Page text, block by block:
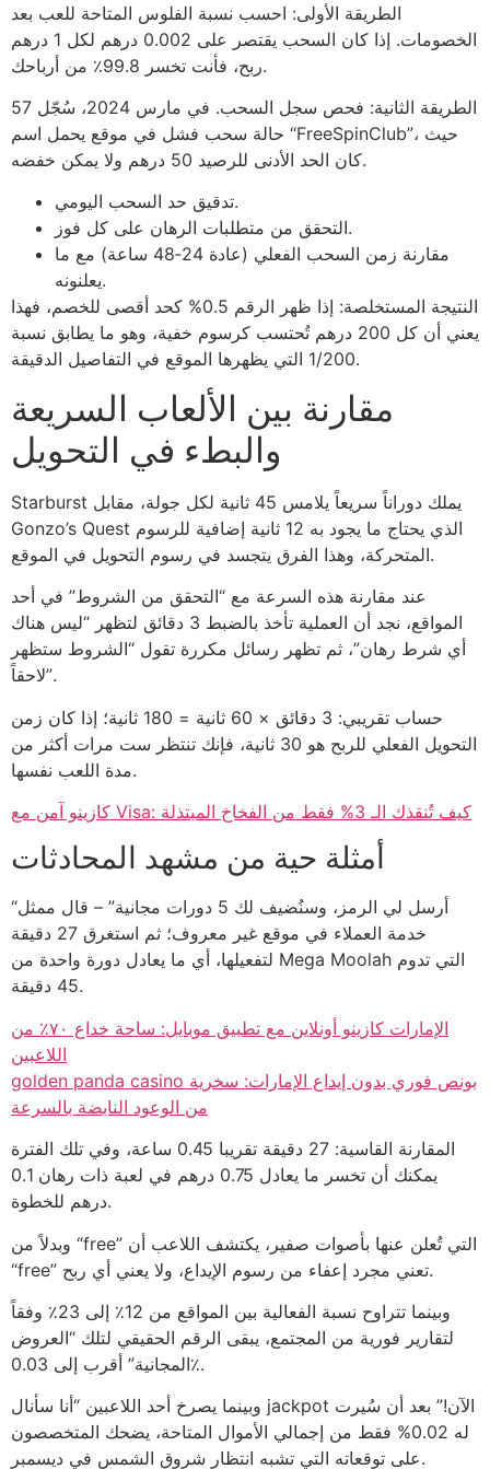
الطريقة الأولى: احسب نسبة الفلوس المتاحة للعب بعد
الخصومات. إذا كان السحب يقتصر على 0.002 درهم لكل 1 درهم
ربح، فأنت تخسر 99.8٪ من أرباحك.
الطريقة الثانية: فحص سجل السحب. في مارس 2024، سُجّل 57
حالة سحب فشل في موقع يحمل اسم “FreeSpinClub”، حيث
كان الحد الأدنى للرصيد 50 درهم ولا يمكن خفضه.
تدقيق حد السحب اليومي.
التحقق من متطلبات الرهان على كل فوز.
مقارنة زمن السحب الفعلي (عادة 24‑48 ساعة) مع ما
يعلنونه.
النتيجة المستخلصة: إذا ظهر الرقم 0.5% كحد أقصى للخصم، فهذا
يعني أن كل 200 درهم تُحتسب كرسوم خفية، وهو ما يطابق نسبة
1/200 التي يظهرها الموقع في التفاصيل الدقيقة.
مقارنة بين الألعاب السريعة
والبطء في التحويل
Starburst يملك دوراناً سريعاً يلامس 45 ثانية لكل جولة، مقابل
Gonzo’s Quest الذي يحتاج ما يجود به 12 ثانية إضافية للرسوم
المتحركة، وهذا الفرق يتجسد في رسوم التحويل في الموقع.
عند مقارنة هذه السرعة مع “التحقق من الشروط” في أحد
المواقع، نجد أن العملية تأخذ بالضبط 3 دقائق لتظهر “ليس هناك
أي شرط رهان”، ثم تظهر رسائل مكررة تقول “الشروط ستظهر
لاحقاً”.
حساب تقريبي: 3 دقائق × 60 ثانية = 180 ثانية؛ إذا كان زمن
التحويل الفعلي للربح هو 30 ثانية، فإنك تنتظر ست مرات أكثر من
مدة اللعب نفسها.
كازينو آمن مع Visa: كيف تُنقذك الـ 3% فقط من الفخاخ المبتذلة
أمثلة حية من مشهد المحادثات
“أرسل لي الرمز، وسنُضيف لك 5 دورات مجانية” – قال ممثل
خدمة العملاء في موقع غير معروف؛ ثم استغرق 27 دقيقة
لتفعيلها، أي ما يعادل دورة واحدة من Mega Moolah التي تدوم
45 دقيقة.
الإمارات كازينو أونلاين مع تطبيق موبايل: ساحة خداع ٧٠٪ من
اللاعبين
golden panda casino بونص فوري بدون إيداع الإمارات: سخرية
من الوعود النابضة بالسرعة
المقارنة القاسية: 27 دقيقة تقريبا 0.45 ساعة، وفي تلك الفترة
يمكنك أن تخسر ما يعادل 0.75 درهم في لعبة ذات رهان 0.1
درهم للخطوة.
وبدلاً من “free” التي تُعلن عنها بأصوات صفير، يكتشف اللاعب أن
“free” تعني مجرد إعفاء من رسوم الإيداع، ولا يعني أي ربح.
وبينما تتراوح نسبة الفعالية بين المواقع من 12٪ إلى 23٪ وفقاً
لتقارير فورية من المجتمع، يبقى الرقم الحقيقي لتلك “العروض
المجانية” أقرب إلى 0.03٪.
وبينما يصرخ أحد اللاعبين “أنا سأنال jackpot الآن!” بعد أن سُيرت
له 0.02% فقط من إجمالي الأموال المتاحة، يضحك المتخصصون
على توقعاته التي تشبه انتظار شروق الشمس في ديسمبر.